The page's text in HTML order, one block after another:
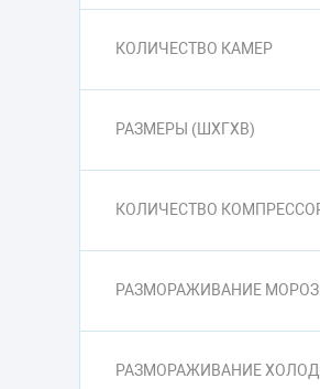
КОЛИЧЕСТВО КАМЕР
РАЗМЕРЫ (ШXГXВ)
КОЛИЧЕСТВО
РАЗМОРАЖИВАНИЕ
РАЗМОРАЖИВАНИЕ